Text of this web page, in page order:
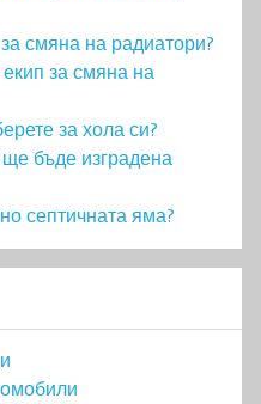
смяна на радиатори?
за смяна на
за хола си?
бъде изградена
септичната яма?